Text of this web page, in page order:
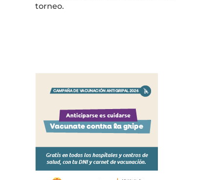
torneo.